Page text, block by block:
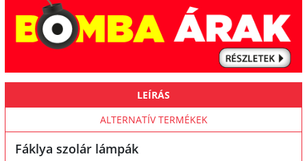
LEÍRÁS
ALTERNATÍV TERMÉKEK
Fáklya szolár lámpák